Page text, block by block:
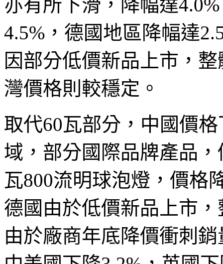
亦有所下滑，降幅達
4.5%，德國地區降幅達
因部分低價新品上市，
灣價格則較穩定。
取代60瓦部分，中國價
域，部分國際品牌產品
瓦800流明球泡燈，價格
德國由於低價新品上市
由於廠商年底降價衝刺